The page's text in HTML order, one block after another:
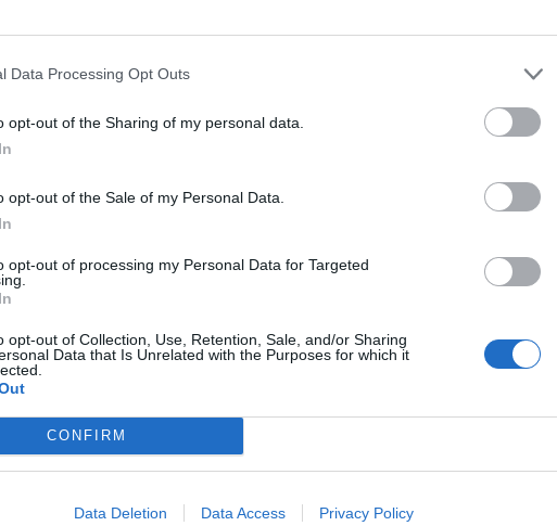
Data Processing Opt Outs
opt-out of the Sharing of my personal data.
opt-out of the Sale of my Personal Data.
opt-out of processing my Personal Data for Targeted
opt-out of Collection, Use, Retention, Sale, and/or Sharing
Data that Is Unrelated with the Purposes for which it
CONFIRM
Data Deletion Data Access Privacy Policy
9. huhtikuuta, kertoo
mukaan lopullinen
etuajassa.
napa-alueelta saakka
vaeltaa etelämmäksi
Forecan sääblogissa.